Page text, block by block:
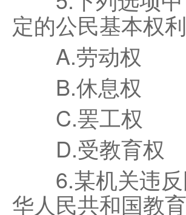
定的公民基本权
A.劳动权
B.休息权
C.罢工权
D.受教育权
6.某机关违反
华人民共和国教